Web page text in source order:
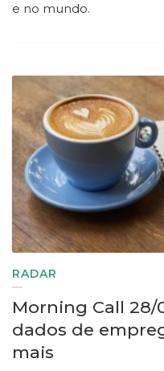
e no mundo.
RADAR
Morning Call 28/
dados de
mais